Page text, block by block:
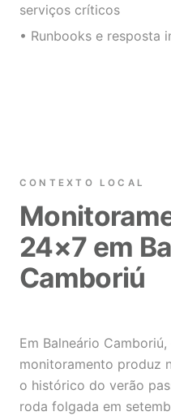
serviços críticos
• Runbooks e resposta
CONTEXTO LOCAL
24×7 em
Camboriú
Em Balneário
monitoramento produz
o histórico do verão
roda folgada em